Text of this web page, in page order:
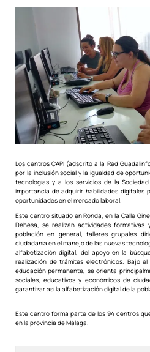
Los centros CAPI (adscrito a la Red
por la inclusión social y la igualdad de
tecnologías y a los servicios de la
importancia de adquirir habilidades digitales
oportunidades en el mercado laboral.
Este centro situado en Ronda, en la Calle
Dehesa, se realizan actividades formativas
población en general; talleres grupales
ciudadanía en el manejo de las nuevas
alfabetización digital, del apoyo en la
realización de trámites electrónicos. Bajo
educación permanente, se orienta
sociales, educativos y económicos de
garantizar así la alfabetización digital de la
Este centro forma parte de los 94 centros
en la provincia de Málaga.